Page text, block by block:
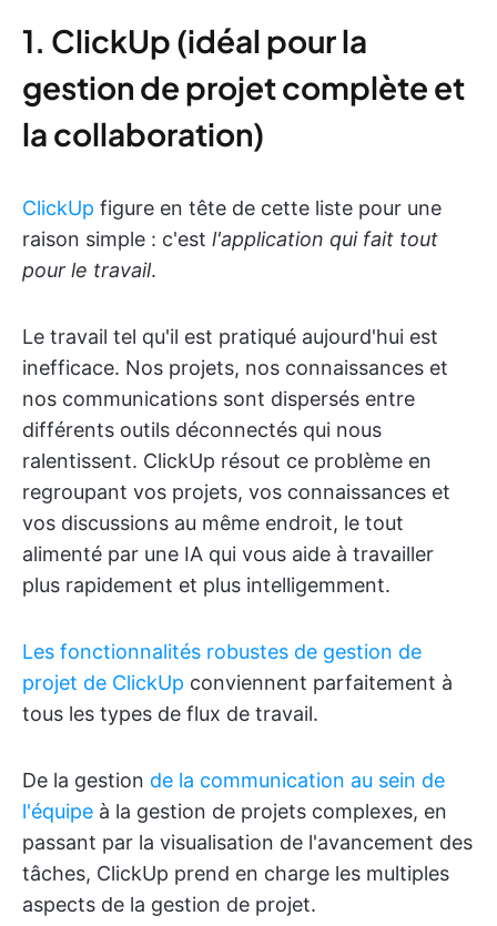
1. ClickUp (idéal pour la
gestion de projet complète et
la collaboration)
ClickUp figure en tête de cette liste pour une
raison simple : c'est l'application qui fait tout
pour le travail.
Le travail tel qu'il est pratiqué aujourd'hui est
inefficace. Nos projets, nos connaissances et
nos communications sont dispersés entre
différents outils déconnectés qui nous
ralentissent. ClickUp résout ce problème en
regroupant vos projets, vos connaissances et
vos discussions au même endroit, le tout
alimenté par une IA qui vous aide à travailler
plus rapidement et plus intelligemment.
Les fonctionnalités robustes de gestion de
projet de ClickUp conviennent parfaitement à
tous les types de flux de travail.
De la gestion de la communication au sein de
l'équipe à la gestion de projets complexes, en
passant par la visualisation de l'avancement des
tâches, ClickUp prend en charge les multiples
aspects de la gestion de projet.